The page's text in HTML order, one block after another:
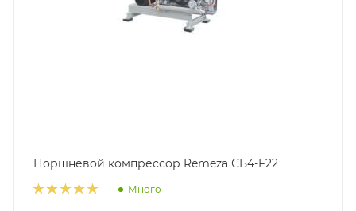
Поршневой компрессор Remeza СБ4-F22
Много